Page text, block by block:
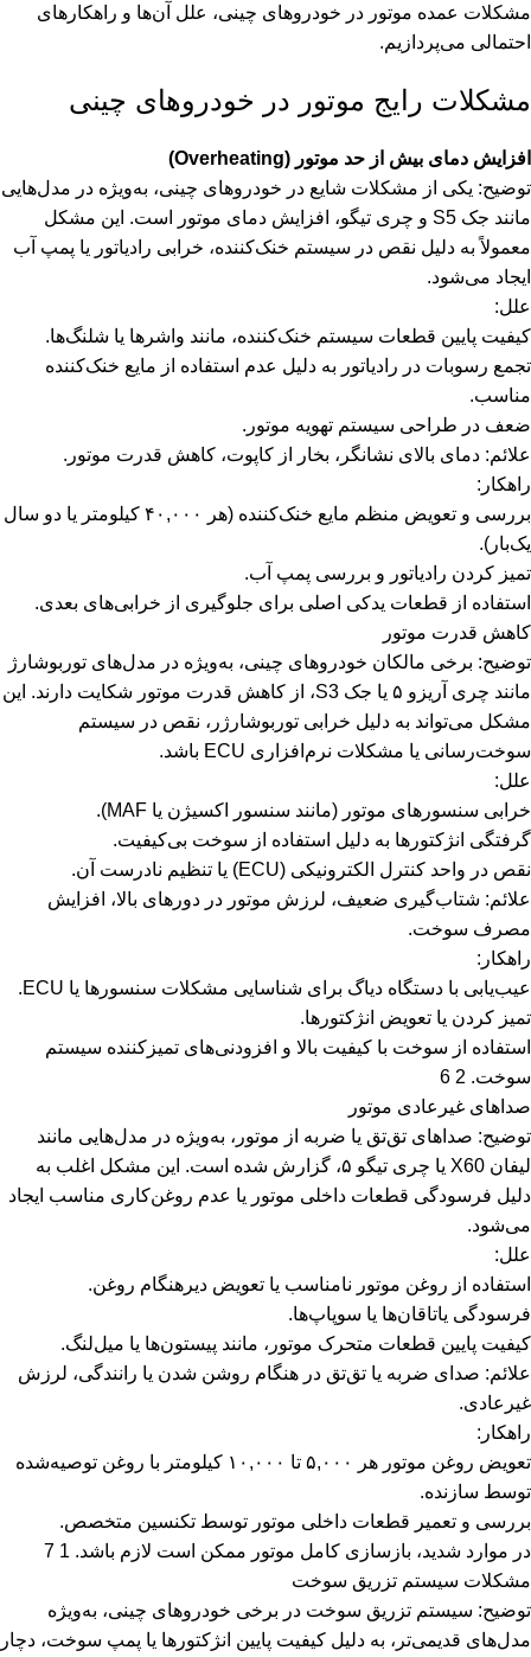
مشکلات عمده موتور در خودروهای چینی، علل آن‌ها و راهکارهای
احتمالی می‌پردازیم.
مشکلات رایج موتور در خودروهای چینی
افزایش دمای بیش از حد موتور (Overheating)
توضیح: یکی از مشکلات شایع در خودروهای چینی، به‌ویژه در مدل‌هایی
مانند جک S5 و چری تیگو، افزایش دمای موتور است. این مشکل
معمولاً به دلیل نقص در سیستم خنک‌کننده، خرابی رادیاتور یا پمپ آب
ایجاد می‌شود.
علل:
کیفیت پایین قطعات سیستم خنک‌کننده، مانند واشرها یا شلنگ‌ها.
تجمع رسوبات در رادیاتور به دلیل عدم استفاده از مایع خنک‌کننده
مناسب.
ضعف در طراحی سیستم تهویه موتور.
علائم: دمای بالای نشانگر، بخار از کاپوت، کاهش قدرت موتور.
راهکار:
بررسی و تعویض منظم مایع خنک‌کننده (هر ۴۰,۰۰۰ کیلومتر یا دو سال
یک‌بار).
تمیز کردن رادیاتور و بررسی پمپ آب.
استفاده از قطعات یدکی اصلی برای جلوگیری از خرابی‌های بعدی.
کاهش قدرت موتور
توضیح: برخی مالکان خودروهای چینی، به‌ویژه در مدل‌های توربوشارژ
مانند چری آریزو ۵ یا جک S3، از کاهش قدرت موتور شکایت دارند. این
مشکل می‌تواند به دلیل خرابی توربوشارژر، نقص در سیستم
سوخت‌رسانی یا مشکلات نرم‌افزاری ECU باشد.
علل:
خرابی سنسورهای موتور (مانند سنسور اکسیژن یا MAF).
گرفتگی انژکتورها به دلیل استفاده از سوخت بی‌کیفیت.
نقص در واحد کنترل الکترونیکی (ECU) یا تنظیم نادرست آن.
علائم: شتاب‌گیری ضعیف، لرزش موتور در دورهای بالا، افزایش
مصرف سوخت.
راهکار:
عیب‌یابی با دستگاه دیاگ برای شناسایی مشکلات سنسورها یا ECU.
تمیز کردن یا تعویض انژکتورها.
استفاده از سوخت با کیفیت بالا و افزودنی‌های تمیزکننده سیستم
سوخت. 2 6
صداهای غیرعادی موتور
توضیح: صداهای تق‌تق یا ضربه از موتور، به‌ویژه در مدل‌هایی مانند
لیفان X60 یا چری تیگو ۵، گزارش شده است. این مشکل اغلب به
دلیل فرسودگی قطعات داخلی موتور یا عدم روغن‌کاری مناسب ایجاد
می‌شود.
علل:
استفاده از روغن موتور نامناسب یا تعویض دیرهنگام روغن.
فرسودگی یاتاقان‌ها یا سوپاپ‌ها.
کیفیت پایین قطعات متحرک موتور، مانند پیستون‌ها یا میل‌لنگ.
علائم: صدای ضربه یا تق‌تق در هنگام روشن شدن یا رانندگی، لرزش
غیرعادی.
راهکار:
تعویض روغن موتور هر ۵,۰۰۰ تا ۱۰,۰۰۰ کیلومتر با روغن توصیه‌شده
توسط سازنده.
بررسی و تعمیر قطعات داخلی موتور توسط تکنسین متخصص.
در موارد شدید، بازسازی کامل موتور ممکن است لازم باشد. 1 7
مشکلات سیستم تزریق سوخت
توضیح: سیستم تزریق سوخت در برخی خودروهای چینی، به‌ویژه
مدل‌های قدیمی‌تر، به دلیل کیفیت پایین انژکتورها یا پمپ سوخت، دچار